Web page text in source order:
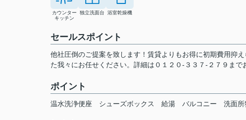
カウンター
キッチン
独立洗面台 浴室乾燥機
セールスポイント
他社圧倒のご提案を致します！賃貸よりもお得に初期費用抑
た我々にお任せください。詳細は０１２０-３３７-２７９まで
ポイント
温水洗浄便座 シューズボックス 給湯 バルコニー 洗面所